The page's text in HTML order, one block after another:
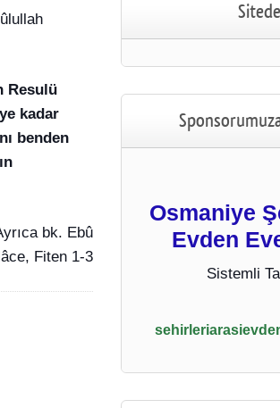
Resulü
kadar
benden
bk. Ebû
Fiten 1-3
Osmaniye
Evden
Sistemli